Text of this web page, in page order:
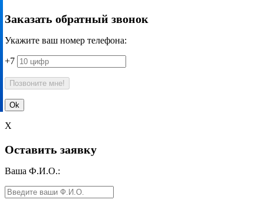
Заказать обратный звонок
Укажите ваш номер телефона:
+7
X
Оставить заявку
Ваша Ф.И.О.: